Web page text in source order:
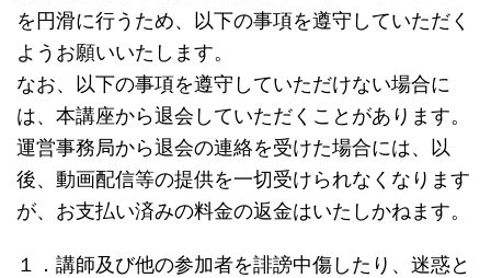
を円滑に行うため、以下の事項を遵守していただく
ようお願いいたします。
なお、以下の事項を遵守していただけない場合に
は、本講座から退会していただくことがあります。
運営事務局から退会の連絡を受けた場合には、以
後、動画配信等の提供を一切受けられなくなります
が、お支払い済みの料金の返金はいたしかねます。
１．講師及び他の参加者を誹謗中傷したり、迷惑と